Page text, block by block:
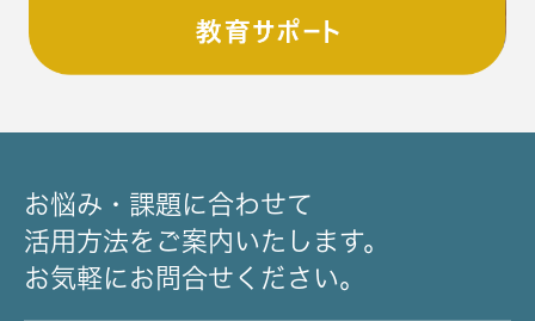
お悩み・課題に合わせて
活用方法をご案内いたします。
お気軽にお問合せください。